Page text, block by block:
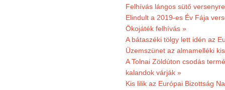
Felhívás lángos sütő
Elindult a 2019-es Év Fája
Ökojáték felhívás »
A bátaszéki tölgy lett idén az
Üzemszünet az almamelléki
A Tolnai Zöldúton csodás
kalandok várják »
Kis lilik az Európai Bizottság